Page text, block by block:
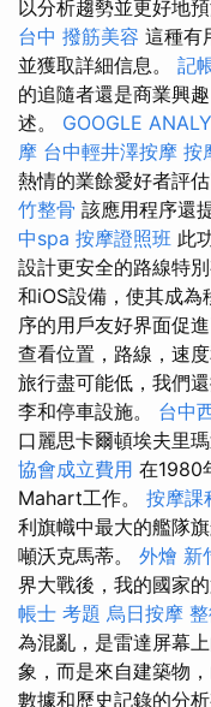
以分析趨勢並更好地
台中 撥筋美容 這種有
並獲取詳細信息。 記
的追隨者還是商業興
述。 GOOGLE
摩 台中輕井澤按摩 按
熱情的業餘愛好者評
竹整骨 該應用程序還
中spa 按摩證照班 此
設計更安全的路線特
和iOS設備，使其成
序的用戶友好界面促
查看位置，路線，速
旅行盡可能低，我們
李和停車設施。 台中
口麗思卡爾頓埃夫里
協會成立費用 在1980
Mahart工作。 按摩課
利旗幟中最大的艦隊
噸沃克馬蒂。 外燴 新
界大戰後，我的國家
帳士 考題 烏日按摩
為混亂，是雷達屏幕
象，而是來自建築物
數據和歷史記錄的分